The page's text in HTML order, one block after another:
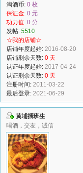
淘酒币: 0 枚
保证金: 0 元
功力值: 0 分
发帖: 5510
☆我的店铺☆
店铺年度起始: 2016-08-20
店铺剩余天数: 0 天
认证年度起始: 2017-04-24
认证剩余天数: 0 天
注册时间: 2011-03-22
最后登录: 2021-06-29
黄埔插班生
喝酒，交友，诚信